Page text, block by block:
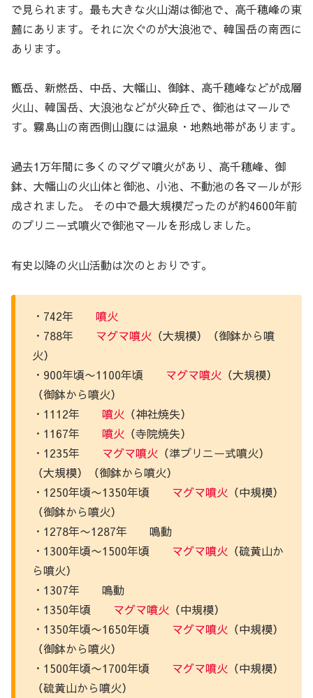
で見られます。最も大きな火山湖は御池で、高千穂峰の東
麓にあります。それに次ぐのが大浪池で、韓国岳の南西に
あります。
甑岳、新燃岳、中岳、大幡山、御鉢、高千穂峰などが成層
火山、韓国岳、大浪池などが火砕丘で、御池はマールで
す。霧島山の南西側山腹には温泉・地熱地帯があります。
過去1万年間に多くのマグマ噴火があり、高千穂峰、御
鉢、大幡山の火山体と御池、小池、不動池の各マールが形
成されました。 その中で最大規模だったのが約4600年前
のプリニー式噴火で御池マールを形成しました。
有史以降の火山活動は次のとおりです。
・742年
噴火
・788年 マグマ噴火 （大規模）（御鉢から噴
火）
・900年頃〜1100年頃 マグマ噴火 （大規模）
（御鉢から噴火）
・1112年 噴火 （神社焼失）
・1167年 噴火 （寺院焼失）
・1235年 マグマ噴火 （準プリニー式噴火）
（大規模）（御鉢から噴火）
・1250年頃〜1350年頃 マグマ噴火 （中規模）
（御鉢から噴火）
・1278年〜1287年 鳴動
・1300年頃〜1500年頃 マグマ噴火 （硫黄山か
ら噴火）
・1307年 鳴動
・1350年頃 マグマ噴火 （中規模）
・1350年頃〜1650年頃 マグマ噴火 （中規模）
（御鉢から噴火）
・1500年頃〜1700年頃 マグマ噴火 （中規模）
（硫黄山から噴火）